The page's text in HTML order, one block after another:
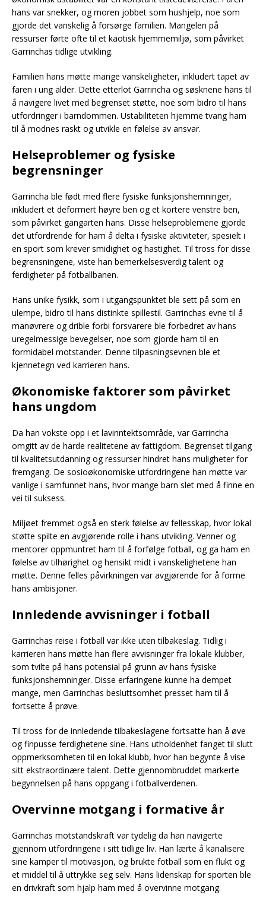
hans var snekker, og moren jobbet som hushjelp, noe som
gjorde det vanskelig å forsørge familien. Mangelen på
ressurser førte ofte til et kaotisk hjemmemiljø, som påvirket
Garrinchas tidlige utvikling.
Familien hans møtte mange vanskeligheter, inkludert tapet av
faren i ung alder. Dette etterlot Garrincha og søsknene hans til
å navigere livet med begrenset støtte, noe som bidro til hans
utfordringer i barndommen. Ustabiliteten hjemme tvang ham
til å modnes raskt og utvikle en følelse av ansvar.
Helseproblemer og fysiske
begrensninger
Garrincha ble født med flere fysiske funksjonshemninger,
inkludert et deformert høyre ben og et kortere venstre ben,
som påvirket gangarten hans. Disse helseproblemene gjorde
det utfordrende for ham å delta i fysiske aktiviteter, spesielt i
en sport som krever smidighet og hastighet. Til tross for disse
begrensningene, viste han bemerkelsesverdig talent og
ferdigheter på fotballbanen.
Hans unike fysikk, som i utgangspunktet ble sett på som en
ulempe, bidro til hans distinkte spillestil. Garrinchas evne til å
manøvrere og drible forbi forsvarere ble forbedret av hans
uregelmessige bevegelser, noe som gjorde ham til en
formidabel motstander. Denne tilpasningsevnen ble et
kjennetegn ved karrieren hans.
Økonomiske faktorer som påvirket
hans ungdom
Da han vokste opp i et lavinntektsområde, var Garrincha
omgitt av de harde realitetene av fattigdom. Begrenset tilgang
til kvalitetsutdanning og ressurser hindret hans muligheter for
fremgang. De sosioøkonomiske utfordringene han møtte var
vanlige i samfunnet hans, hvor mange barn slet med å finne en
vei til suksess.
Miljøet fremmet også en sterk følelse av fellesskap, hvor lokal
støtte spilte en avgjørende rolle i hans utvikling. Venner og
mentorer oppmuntret ham til å forfølge fotball, og ga ham en
følelse av tilhørighet og hensikt midt i vanskelighetene han
møtte. Denne felles påvirkningen var avgjørende for å forme
hans ambisjoner.
Innledende avvisninger i fotball
Garrinchas reise i fotball var ikke uten tilbakeslag. Tidlig i
karrieren hans møtte han flere avvisninger fra lokale klubber,
som tvilte på hans potensial på grunn av hans fysiske
funksjonshemninger. Disse erfaringene kunne ha dempet
mange, men Garrinchas besluttsomhet presset ham til å
fortsette å prøve.
Til tross for de innledende tilbakeslagene fortsatte han å øve
og finpusse ferdighetene sine. Hans utholdenhet fanget til slutt
oppmerksomheten til en lokal klubb, hvor han begynte å vise
sitt ekstraordinære talent. Dette gjennombruddet markerte
begynnelsen på hans oppgang i fotballverdenen.
Overvinne motgang i formative år
Garrinchas motstandskraft var tydelig da han navigerte
gjennom utfordringene i sitt tidlige liv. Han lærte å kanalisere
sine kamper til motivasjon, og brukte fotball som en flukt og
et middel til å uttrykke seg selv. Hans lidenskap for sporten ble
en drivkraft som hjalp ham med å overvinne motgang.